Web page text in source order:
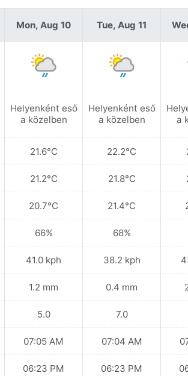
Mon, Aug 10
Helyenként eső
a közelben
21.6°C
21.2°C
20.7°C
66%
41.0 kph
1.2 mm
5.0
07:05 AM
06:23 PM
Tue, Aug 11
Helyenként eső
a közelben
22.2°C
21.8°C
21.4°C
68%
38.2 kph
0.4 mm
7.0
07:04 AM
06:23 PM
a